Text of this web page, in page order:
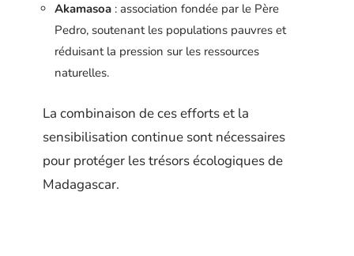
Akamasoa : association fondée par le Père
Pedro, soutenant les populations pauvres et
réduisant la pression sur les ressources
naturelles.
La combinaison de ces efforts et la
sensibilisation continue sont nécessaires
pour protéger les trésors écologiques de
Madagascar.